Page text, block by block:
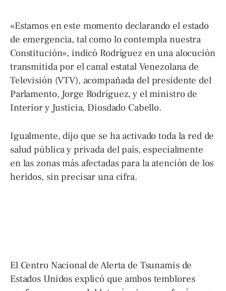
«Estamos en este momento declarando el estado
de emergencia, tal como lo contempla nuestra
Constitución», indicó Rodríguez en una alocución
transmitida por el canal estatal Venezolana de
Televisión (VTV), acompañada del presidente del
Parlamento, Jorge Rodríguez, y el ministro de
Interior y Justicia, Diosdado Cabello.
Igualmente, dijo que se ha activado toda la red de
salud pública y privada del país, especialmente
en las zonas más afectadas para la atención de los
heridos, sin precisar una cifra.
El Centro Nacional de Alerta de Tsunamis de
Estados Unidos explicó que ambos temblores